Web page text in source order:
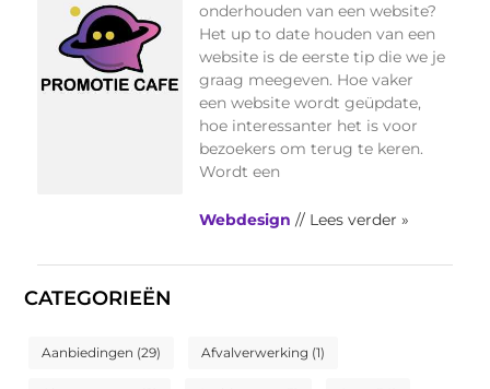
CATEGORIEËN
Aanbiedingen (29) Afvalverwerking (1)
onderhouden van een website?
Het up to date houden van een
website is de eerste tip die we je
graag meegeven. Hoe vaker
een website wordt geüpdate,
hoe interessanter het is voor
bezoekers om terug te keren.
Wordt een
Webdesign // Lees verder »